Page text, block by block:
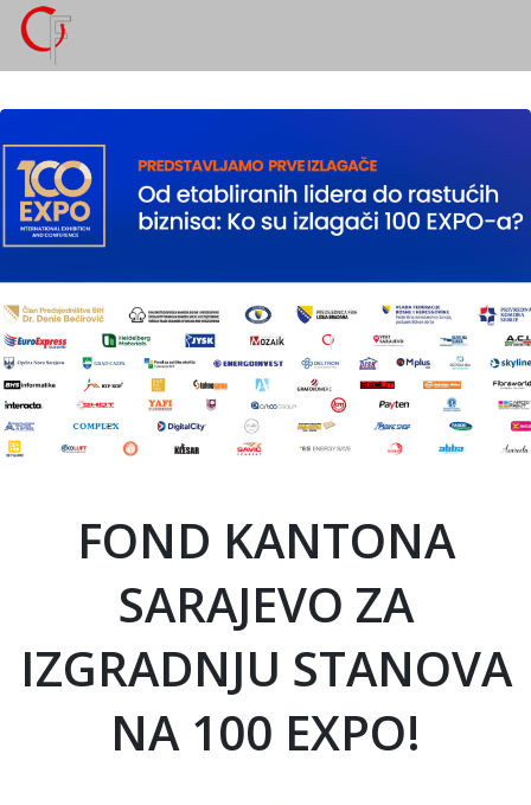
FOND KANTONA
SARAJEVO ZA
IZGRADNJU STANOVA
NA 100 EXPO!